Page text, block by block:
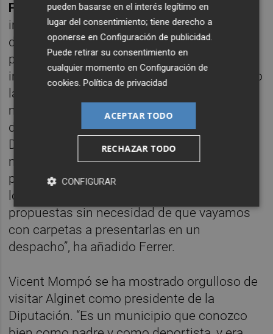
Ferrer
, ha mostrado su satisfacción por el
incremento de la partida del Pla Obert
d’Inversions y ha asegurado que “el
planteamiento que hace el nuevo plan de
inversiones a cuatro años nos facilita mucho
las cosas a los ayuntamientos, que de esta
manera podemos trabajar y planificar mejor
durante la legislatura”. “Sabemos que la
Diputación va a ayudar a Alginet en lo que
necesitemos, como demuestra un
presidente que se interesa por la realidad de
los pueblos y que viene a conocer nuestras
propuestas sin necesidad de que vayamos
con carpetas a presentarlas en un
despacho”, ha añadido Ferrer.
Vicent Mompó se ha mostrado orgulloso de
visitar Alginet como presidente de la
Diputación. “Es un municipio que conozco
pueden basarse en el interés legítimo en
lugar del consentimiento; tiene derecho a
oponerse enConfiguración de publicidad.
Puede retirar su consentimiento en
cualquier momento enConfiguración de
cookies.Política de privacidad
ACEPTAR TODO
RECHAZAR TODO
CONFIGURAR